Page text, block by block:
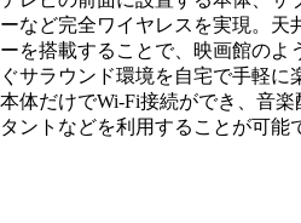
ーなど完全ワイヤレスを実現。天
ーを搭載することで、映画館のよ
ぐサラウンド環境を自宅で手軽に
本体だけでWi-Fi接続ができ、音
タントなどを利用することが可能